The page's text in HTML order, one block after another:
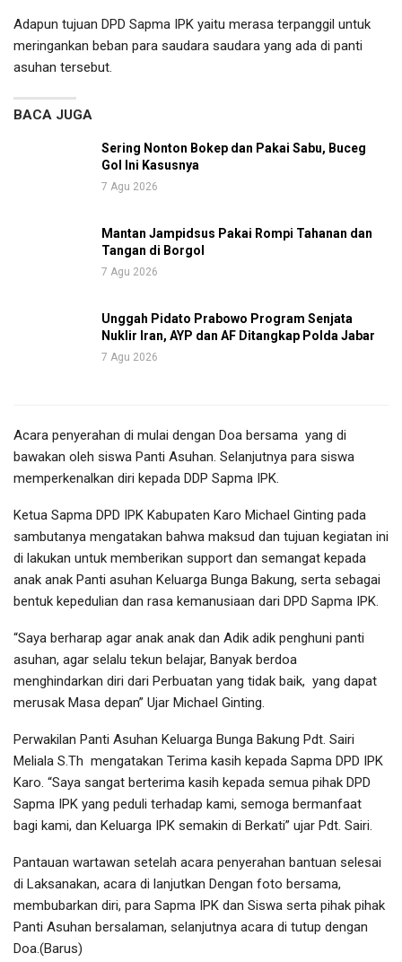
Adapun tujuan DPD Sapma IPK yaitu merasa terpanggil untuk
meringankan beban para saudara saudara yang ada di panti
asuhan tersebut.
BACA JUGA
Sering Nonton Bokep dan Pakai Sabu, Buceg
Gol Ini Kasusnya
7 Agu 2026
Mantan Jampidsus Pakai Rompi Tahanan dan
Tangan di Borgol
7 Agu 2026
Unggah Pidato Prabowo Program Senjata
Nuklir Iran, AYP dan AF Ditangkap Polda Jabar
7 Agu 2026
Acara penyerahan di mulai dengan Doa bersama yang di
bawakan oleh siswa Panti Asuhan. Selanjutnya para siswa
memperkenalkan diri kepada DDP Sapma IPK.
Ketua Sapma DPD IPK Kabupaten Karo Michael Ginting pada
sambutanya mengatakan bahwa maksud dan tujuan kegiatan ini
di lakukan untuk memberikan support dan semangat kepada
anak anak Panti asuhan Keluarga Bunga Bakung, serta sebagai
bentuk kepedulian dan rasa kemanusiaan dari DPD Sapma IPK.
“Saya berharap agar anak anak dan Adik adik penghuni panti
asuhan, agar selalu tekun belajar, Banyak berdoa
menghindarkan diri dari Perbuatan yang tidak baik, yang dapat
merusak Masa depan” Ujar Michael Ginting.
Perwakilan Panti Asuhan Keluarga Bunga Bakung Pdt. Sairi
Meliala S.Th mengatakan Terima kasih kepada Sapma DPD IPK
Karo. “Saya sangat berterima kasih kepada semua pihak DPD
Sapma IPK yang peduli terhadap kami, semoga bermanfaat
bagi kami, dan Keluarga IPK semakin di Berkati” ujar Pdt. Sairi.
Pantauan wartawan setelah acara penyerahan bantuan selesai
di Laksanakan, acara di lanjutkan Dengan foto bersama,
membubarkan diri, para Sapma IPK dan Siswa serta pihak pihak
Panti Asuhan bersalaman, selanjutnya acara di tutup dengan
Doa.(Barus)